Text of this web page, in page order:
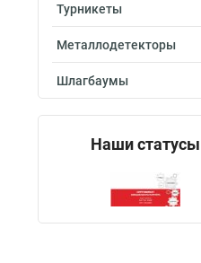
Турникеты
Металлодетекторы
Шлагбаумы
Наши статусы